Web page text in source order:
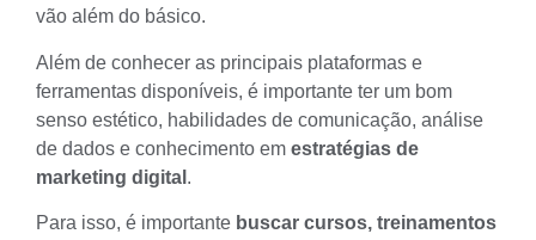
vão além do básico.
Além de conhecer as principais plataformas e
ferramentas disponíveis, é importante ter um bom
senso estético, habilidades de comunicação, análise
de dados e conhecimento em estratégias de
marketing digital .
Para isso, é importante buscar cursos, treinamentos